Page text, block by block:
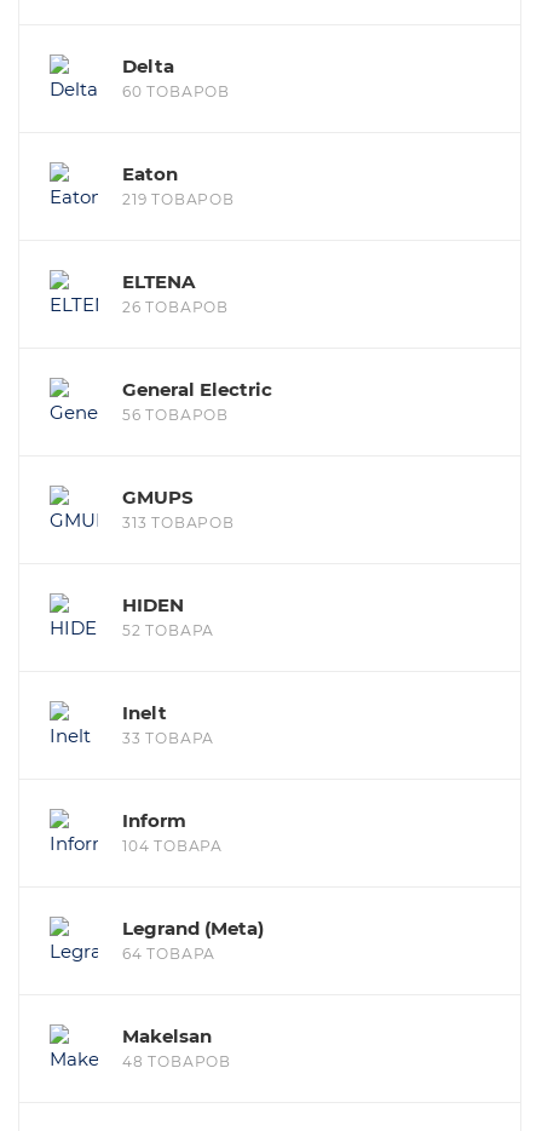
Delta
60 ТОВАРОВ
Eaton
219 ТОВАРОВ
ELTENA
26 ТОВАРОВ
General Electric
56 ТОВАРОВ
GMUPS
313 ТОВАРОВ
HIDEN
52 ТОВАРА
Inelt
33 ТОВАРА
Inform
104 ТОВАРА
Legrand (Meta)
64 ТОВАРА
Makelsan
48 ТОВАРОВ